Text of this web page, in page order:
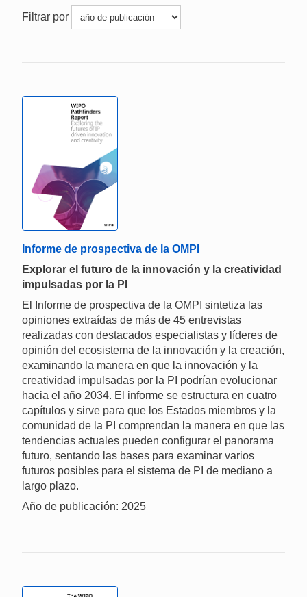
Filtrar por
Informe de prospectiva de la OMPI
Explorar el futuro de la innovación y la creatividad
impulsadas por la PI
El Informe de prospectiva de la OMPI sintetiza las
opiniones extraídas de más de 45 entrevistas
realizadas con destacados especialistas y líderes de
opinión del ecosistema de la innovación y la creación,
examinando la manera en que la innovación y la
creatividad impulsadas por la PI podrían evolucionar
hacia el año 2034. El informe se estructura en cuatro
capítulos y sirve para que los Estados miembros y la
comunidad de la PI comprendan la manera en que las
tendencias actuales pueden configurar el panorama
futuro, sentando las bases para examinar varios
futuros posibles para el sistema de PI de mediano a
largo plazo.
Año de publicación: 2025